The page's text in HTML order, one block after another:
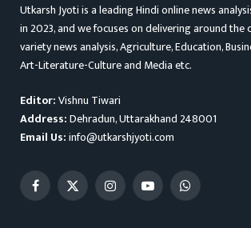
Utkarsh Jyoti is a leading Hindi online news
in 2023, and we focuses on delivering around the
variety news analysis, Agriculture, Education,
Art-Literature-Culture and Media etc.
Editor:Vishnu Tiwari
Address:Dehradun, Uttarakhand 248001
Email Us:info@utkarshjyoti.com
Facebook
X
InstagramYouTubeWhatsApp